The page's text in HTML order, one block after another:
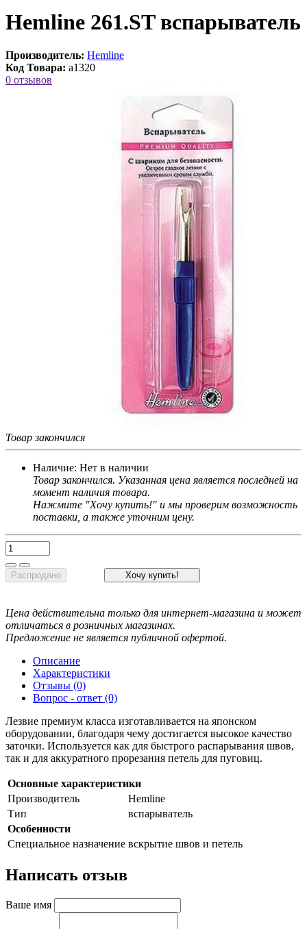
Hemline 261.ST вспарыватель
Производитель: Hemline
Код Товара: a1320
0 отзывов
Товар закончился
Наличие: Нет в наличии
Товар закончился. Указанная цена является последней на
момент наличия товара.
Нажмите "Хочу купить!" и мы проверим возможность
поставки, а также уточним цену.
Распродано Хочу купить!
Цена действительна только для интернет-магазина и может
отличаться в розничных магазинах.
Предложение не является публичной офертой.
Описание
Характеристики
Отзывы (0)
Вопрос - ответ (0)
Лезвие премиум класса изготавливается на японском
оборудовании, благодаря чему достигается высокое качество
заточки. Используется как для быстрого распарывания швов,
так и для аккуратного прорезания петель для пуговиц.
Основные характеристики
Производитель
Hemline
Тип
вспарыватель
Особенности
Специальное назначение вскрытие швов и петель
Написать отзыв
Ваше имя